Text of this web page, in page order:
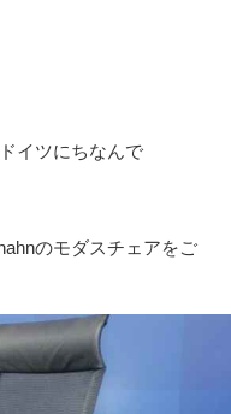
イツにちなんで
のモダスチェアをご